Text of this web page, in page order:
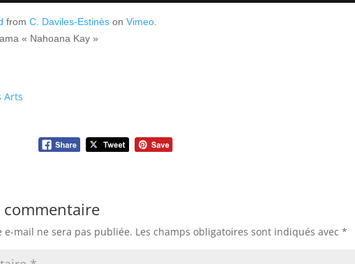
fromC. Daviles-Estinès onVimeo
« Nahoana Kay »
Arts
commentaire
e-mail ne sera pas publiée. Les champs obligatoires sont indiqués avec*